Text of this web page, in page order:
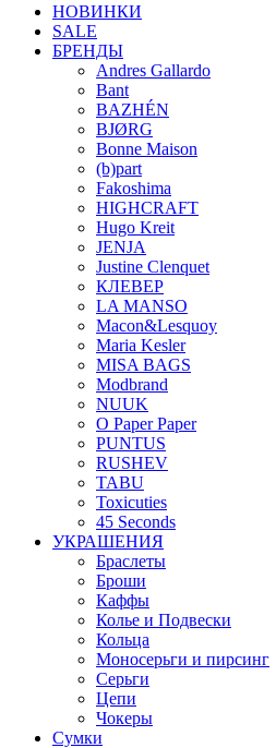
НОВИНКИ
SALE
БРЕНДЫ
Andres Gallardo
Bant
BAZHÉN
BJØRG
Bonne Maison
(b)part
Fakoshima
HIGHCRAFT
Hugo Kreit
JENJA
Justine Clenquet
КЛЕВЕР
LA MANSO
Macon&Lesquoy
Maria Kesler
MISA BAGS
Modbrand
NUUK
O Paper Paper
PUNTUS
RUSHEV
TABU
Toxicuties
45 Seconds
УКРАШЕНИЯ
Браслеты
Броши
Каффы
Колье и Подвески
Кольца
Моносерьги и пирсинг
Серьги
Цепи
Чокеры
Сумки